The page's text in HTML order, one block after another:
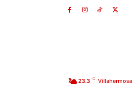
23.3 C Villahermosa